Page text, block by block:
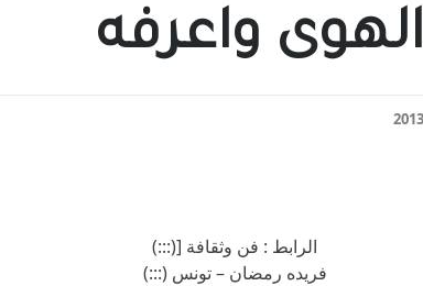
واعرفه
الرابط : فن وثقافة [(:::)
فريده رمضان – تونس (:::)